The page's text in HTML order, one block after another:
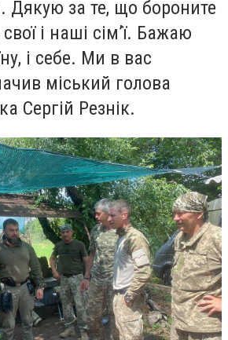
Дякую за те, що бороните
і наші сім’ї. Бажаю
і себе. Ми в вас
міський голова
Сергій Резнік.